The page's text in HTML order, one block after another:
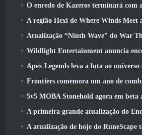
O enredo de Kazeros terminará com a atualização do
A região Hexi de Where Winds Meet ainda tem o que os jogadores amam, ao
Atualização “Ninth Wave” do War Thunder
Wildlight Entertainment anuncia encerramento do
Apex Legends leva a luta ao universo Gundam no
Frontiers comemora um ano de combate mecânico
5v5 MOBA Stonehold agora em beta
A primeira grande atualização do Endfield
A atualização de hoje do RuneScape torna os estilos de combate originais